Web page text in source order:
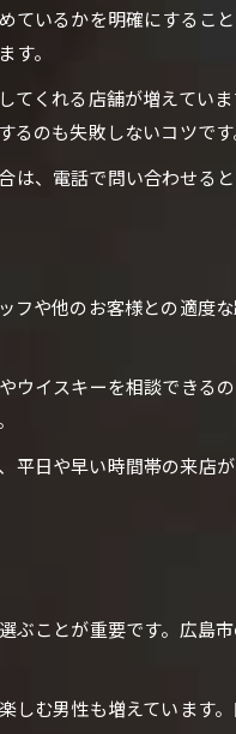
いるかを明確にするこ
す。
くれる店舗が増えてい
のも失敗しないコツです
、電話で問い合わせる
や他のお客様との適度
イスキーを相談できる
日や早い時間帯の来店
ことが重要です。広島
む男性も増えています